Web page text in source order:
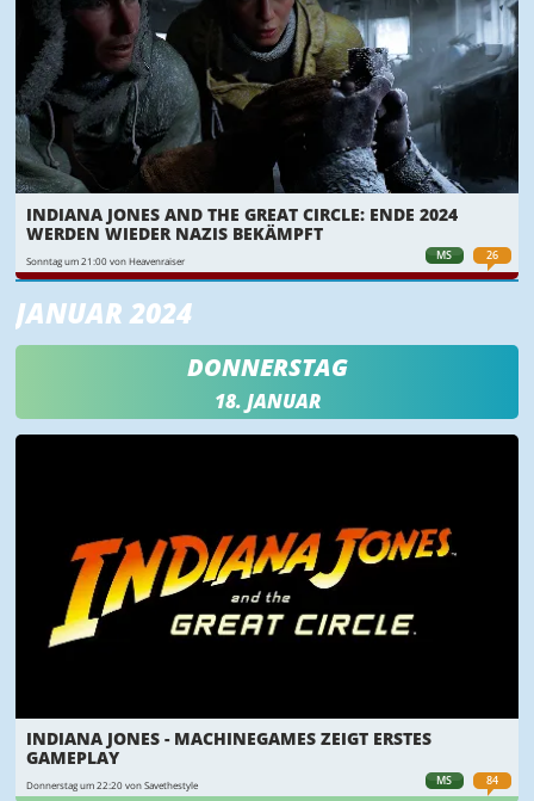
MS 26
INDIANA JONES AND THE GREAT CIRCLE: ENDE 2024
WERDEN WIEDER NAZIS BEKÄMPFT
Sonntag um 21:00 von Heavenraiser
JANUAR 2024
DONNERSTAG
18. JANUAR
MS 84
INDIANA JONES - MACHINEGAMES ZEIGT ERSTES
GAMEPLAY
Donnerstag um 22:20 von Savethestyle